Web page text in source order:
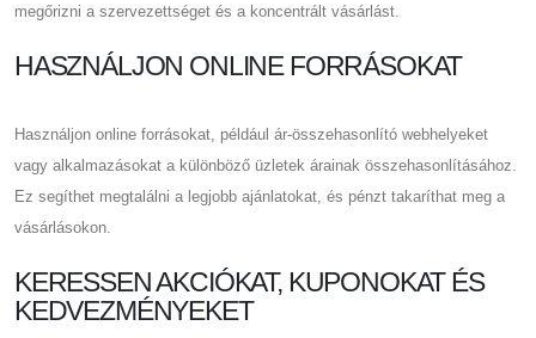
megőrizni a szervezettséget és a koncentrált vásárlást.
HASZNÁLJON ONLINE FORRÁSOKAT
Használjon online forrásokat, például ár-összehasonlító webhelyeket
vagy alkalmazásokat a különböző üzletek árainak összehasonlításához.
Ez segíthet megtalálni a legjobb ajánlatokat, és pénzt takaríthat meg a
vásárlásokon.
KERESSEN AKCIÓKAT, KUPONOKAT ÉS
KEDVEZMÉNYEKET